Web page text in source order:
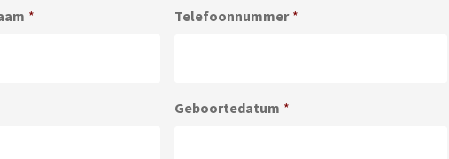
* Telefoonnummer *
Geboortedatum *